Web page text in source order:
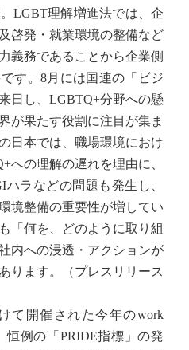
LGBT理解増進法では、企
啓発・就業環境の整備など
義務であることから企業側
す。8月には国連の「ビジ
日し、LGBTQ+分野への懸
が果たす役割に注目が集ま
日本では、職場環境におけ
への理解の遅れを理由に、
ラなどの問題も発生し、
境整備の重要性が増してい
「何を、どのように取り組
内への浸透・アクションが
ります。（プレスリリース
て開催された今年のwork
恒例の「PRIDE指標」の発